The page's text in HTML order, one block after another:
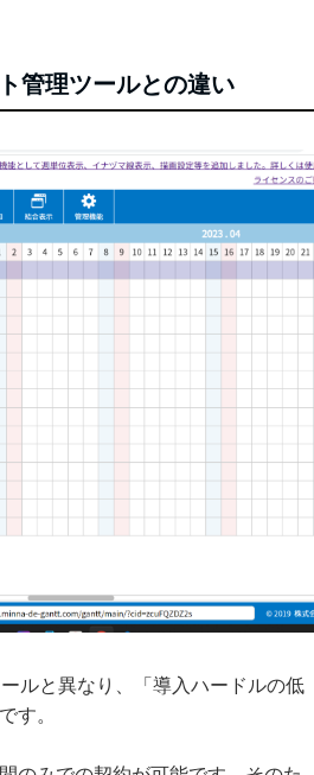
管理ツールとの違い
ルと異なり、「導入ハードルの低
す。